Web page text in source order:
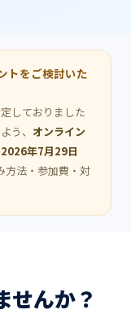
トをご検討いた
しておりました
う、 オンライン
2026年7月29日
方法・参加費・対
せんか？